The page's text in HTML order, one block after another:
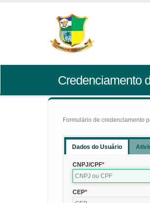
Credenciamento
Formulário de credenciamento
Dados do Usuário
CNPJ/CPF
CEP